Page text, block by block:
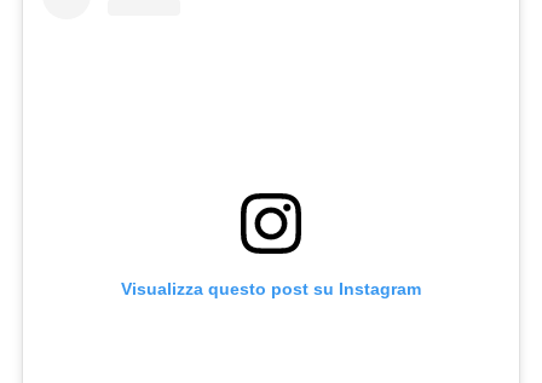
Visualizza questo post su Instagram